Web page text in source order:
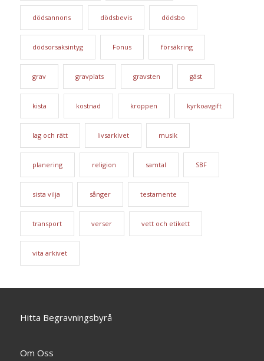
dödsannons dödsbevis dödsbo
dödsorsaksintyg Fonus försäkring
grav gravplats gravsten gäst
kista kostnad kroppen kyrkoavgift
lag och rätt livsarkivet musik
planering religion samtal SBF
sista vilja sånger testamente
transport verser vett och etikett
vita arkivet
Hitta Begravningsbyrå
Om Oss